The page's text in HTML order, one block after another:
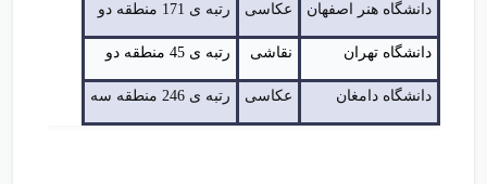
دانشگاه هنر اصفهان عکاسی رتبه ی 171 منطقه دو
دانشگاه تهران نقاشی رتبه ی 45 منطقه دو
دانشگاه دامغان عکاسی رتبه ی 246 منطقه سه